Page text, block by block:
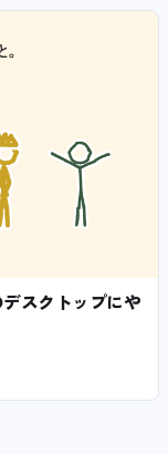
スクトップにや